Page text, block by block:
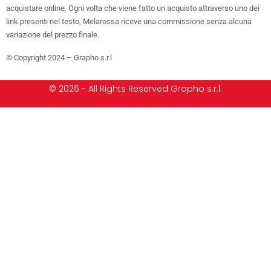
acquistare online. Ogni volta che viene fatto un acquisto attraverso uno dei
link presenti nel testo, Melarossa riceve una commissione senza alcuna
variazione del prezzo finale.
© Copyright 2024 – Grapho s.r.l
© 2026 - All Rights Reserved Grapho s.r.l.